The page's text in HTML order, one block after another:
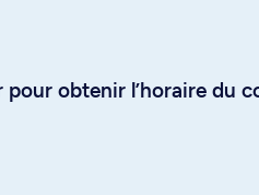
pour obtenir l’horaire du